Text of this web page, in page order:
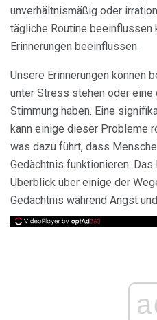
unverhältnismäßig oder
tägliche Routine beeinflussen
Erinnerungen beeinflussen.
Unsere Erinnerungen können
unter Stress stehen oder
Stimmung haben. Eine
kann einige dieser Probleme
was dazu führt, dass
Gedächtnis funktionieren.
Überblick über einige der
Gedächtnis während Angst